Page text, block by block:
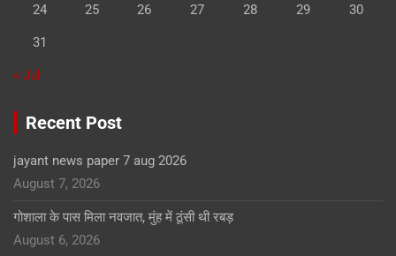
24 25 26 27 28 29 30
31
« Jul
Recent Post
jayant news paper 7 aug 2026
August 7, 2026
गोशाला के पास मिला नवजात, मुंह में ठूंसी थी रबड़
August 6, 2026